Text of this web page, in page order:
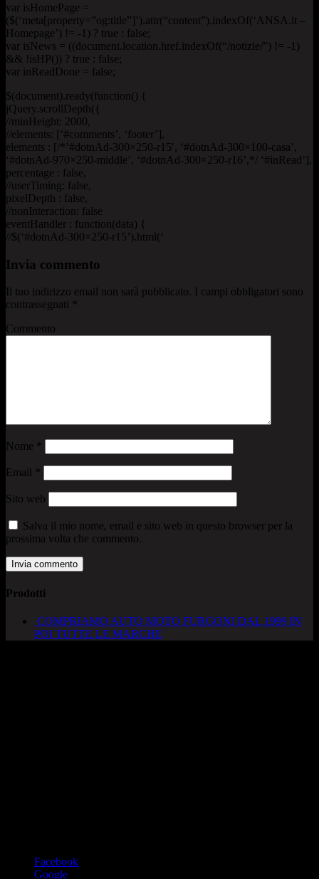
var isHomePage =
($(‘meta[property=”og:title”]’).attr(“content”).indexOf(‘ANSA.it –
Homepage’) != -1) ? true : false;
var isNews = ((document.location.href.indexOf(“/notizie/”) != -1)
&& !isHP()) ? true : false;
var inReadDone = false;
$(document).ready(function() {
jQuery.scrollDepth({
//minHeight: 2000,
//elements: [‘#comments’, ‘footer’],
elements : [/*’#dotnAd-300×250-r15′, ‘#dotnAd-300×100-casa’,
‘#dotnAd-970×250-middle’, ‘#dotnAd-300×250-r16’,*/ ‘#inRead’],
percentage : false,
//userTiming: false,
pixelDepth : false,
//nonInteraction: false
eventHandler : function(data) {
//$(‘#dotnAd-300×250-r15’).html(‘
Invia commento
Il tuo indirizzo email non sarà pubblicato.
I campi obbligatori sono
contrassegnati
Commento
Nome
Email
Sito web
Salva il mio nome, email e sito web in questo browser per la
prossima volta che commento.
Prodotti
COMPRIAMO AUTO MOTO FURGONI DAL 1999 IN
POI TUTTE LE MARCHE
Facebook
Google